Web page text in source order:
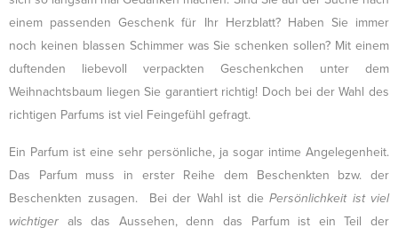
einem passenden Geschenk für Ihr Herzblatt? Haben Sie immer
noch keinen blassen Schimmer was Sie schenken sollen? Mit einem
duftenden liebevoll verpackten Geschenkchen unter dem
Weihnachtsbaum liegen Sie garantiert richtig! Doch bei der Wahl des
richtigen Parfums ist viel Feingefühl gefragt.
Ein Parfum ist eine sehr persönliche, ja sogar intime Angelegenheit.
Das Parfum muss in erster Reihe dem Beschenkten bzw. der
Beschenkten zusagen. Bei der Wahl ist die Persönlichkeit ist viel
wichtiger als das Aussehen, denn das Parfum ist ein Teil der